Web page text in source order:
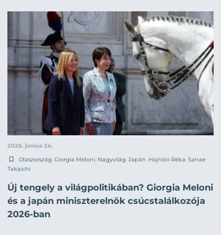
2026. június 24.
Olaszország, Giorgia Meloni, Nagyvilág, Japán, Hajnóci Réka, Sanae
Takaichi
Új tengely a világpolitikában? Giorgia Meloni
és a japán miniszterelnök csúcstalálkozója
2026-ban